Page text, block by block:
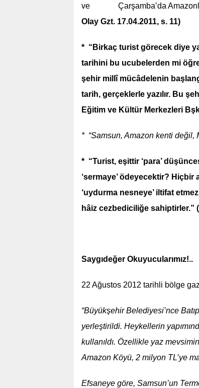
ve Çarşamba’da Amazonlar
Olay Gzt. 17.04.2011, s. 11)
* “Birkaç turist görecek diye
tarihini bu ucubelerden mi
şehir millî mücâdelenin
tarih, gerçeklerle yazılır. Bu
Eğitim ve Kültür Merkezleri
* “Samsun, Amazon kenti değil,
* “Turist, eşittir ‘para’
‘sermaye’ ödeyecektir?
‘uydurma nesneye’ iltifat
hâiz cezbediciliğe sahiptirler.”
Saygıdeğer Okuyucularımız!..
22 Ağustos 2012 tarihli bölge
“Büyükşehir Belediyesi’nce
yerleştirildi. Heykellerin
kullanıldı. Özellikle yaz
Amazon Köyü, 2 milyon TL’ye
Efsaneye göre, Samsun’un